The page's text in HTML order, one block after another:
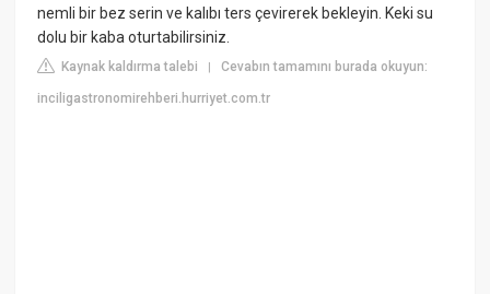
nemli bir bez serin ve kalıbı ters çevirerek bekleyin. Keki su
dolu bir kaba oturtabilirsiniz.
Kaynak kaldırma talebi |Cevabın tamamını burada okuyun:
inciligastronomirehberi.hurriyet.com.tr